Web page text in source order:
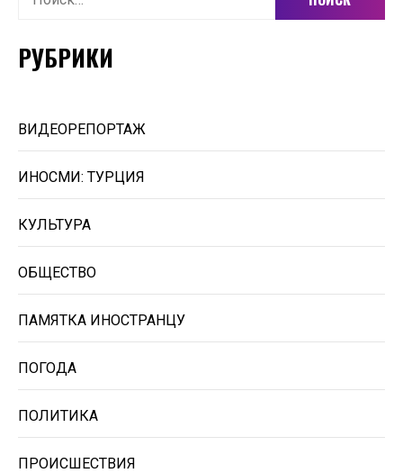
РУБРИКИ
ВИДЕОРЕПОРТАЖ
ИНОСМИ: ТУРЦИЯ
КУЛЬТУРА
ОБЩЕСТВО
ПАМЯТКА ИНОСТРАНЦУ
ПОГОДА
ПОЛИТИКА
ПРОИСШЕСТВИЯ